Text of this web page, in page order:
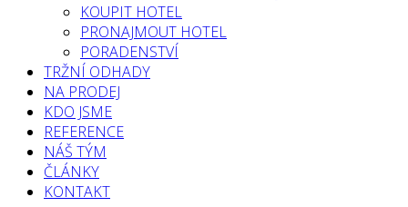
KOUPIT HOTEL
PRONAJMOUT HOTEL
PORADENSTVÍ
TRŽNÍ ODHADY
NA PRODEJ
KDO JSME
REFERENCE
NÁŠ TÝM
ČLÁNKY
KONTAKT